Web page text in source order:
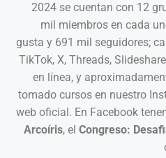
2024 se cuentan con 12
mil miembros en cada
gusta y 691 mil seguidores;
TikTok, X, Threads,
en línea, y
tomado cursos en nuestro
web oficial. En Facebook
Arcoíris, el Congreso: